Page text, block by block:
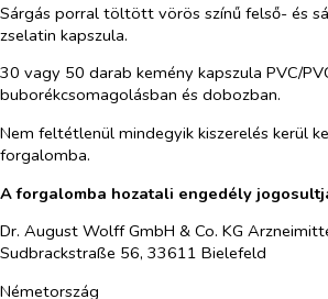
Sárgás porral töltött vörös színű felső- és
zselatin kapszula.
30 vagy 50 darab kemény kapszula PVC/
buborékcsomagolásban és dobozban.
Nem feltétlenül mindegyik kiszerelés kerül
forgalomba.
A forgalomba hozatali engedély
Dr. August Wolff GmbH & Co. KG
Sudbrackstraße 56, 33611 Bielefeld
Németország